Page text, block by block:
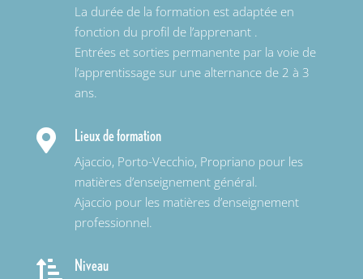
La durée de la formation est adaptée en
fonction du profil de l’apprenant .
Entrées et sorties permanente par la voie de
l’apprentissage sur une alternance de 2 à 3
ans.
 Lieux de formation
Ajaccio, Porto-Vecchio, Propriano pour les
matières d’enseignement général.
Ajaccio pour les matières d’enseignement
professionnel.
 Niveau